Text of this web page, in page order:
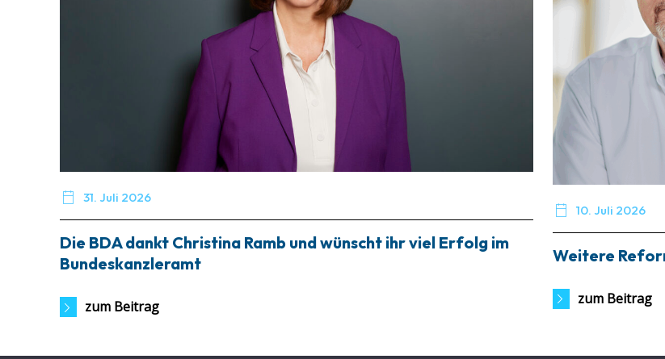
 31. Juli 2026
Die BDA dankt Christina Ramb und wünscht ihr viel Erfolg im
Bundeskanzleramt
zum Beitrag
 10. Juli 2026
Weitere
zum Beitrag